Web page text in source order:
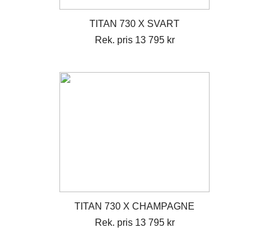
TITAN 730 X SVART
Rek. pris 13 795 kr
TITAN 730 X CHAMPAGNE
Rek. pris 13 795 kr